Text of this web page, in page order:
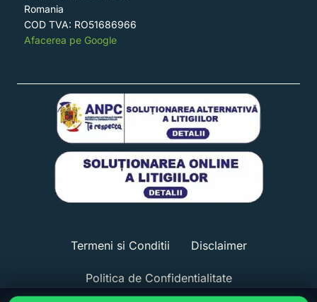
Romania
COD TVA: RO51686966
Afacerea pe Google
Termeni si Conditii Disclaimer
Politica de Confidentialitate